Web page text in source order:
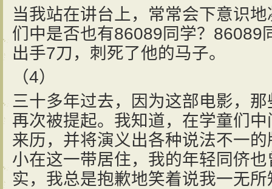
当我站在讲台上，常常会下意识
们中是否也有86089同学？86089
出手7刀，刺死了他的马子。
（4）
三十多年过去，因为这部电影，
再次被提起。我知道，在学童们
来历，并将演义出各种说法不一
小在这一带居住，我的年轻同侪
实，我总是抱歉地笑着说我一无所